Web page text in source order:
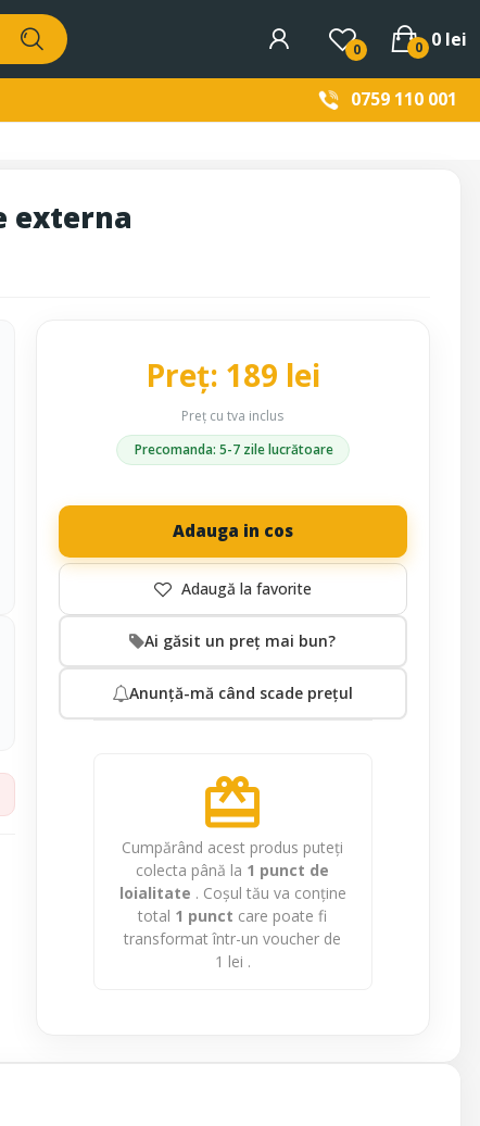
0 0 lei
0
0759 110 001
externa
Preț: 189 lei
Preț cu tva inclus
Precomanda: 5-7 zile lucrătoare
Adauga in cos
Ai găsit un preț mai bun?
Anunță-mă când scade prețul
redeem
Cumpărând acest produs puteți
colecta până la 1 punct de
loialitate . Coșul tău va conține
total 1 punct care poate fi
transformat într-un voucher de
1 lei .